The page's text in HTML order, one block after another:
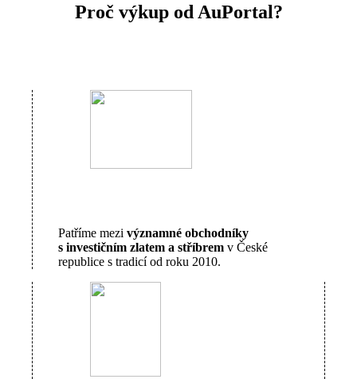
Proč výkup od AuPortal?
Patříme mezi významné obchodníky
s investičním zlatem a stříbrem v České
republice s tradicí od roku 2010.